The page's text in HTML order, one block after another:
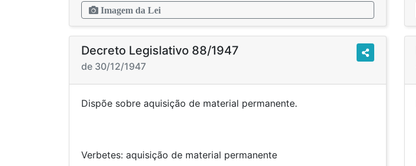
Imagem da Lei
Decreto Legislativo 88/1947
de 30/12/1947
Dispõe sobre aquisição de material permanente.
Verbetes: aquisição de material permanente